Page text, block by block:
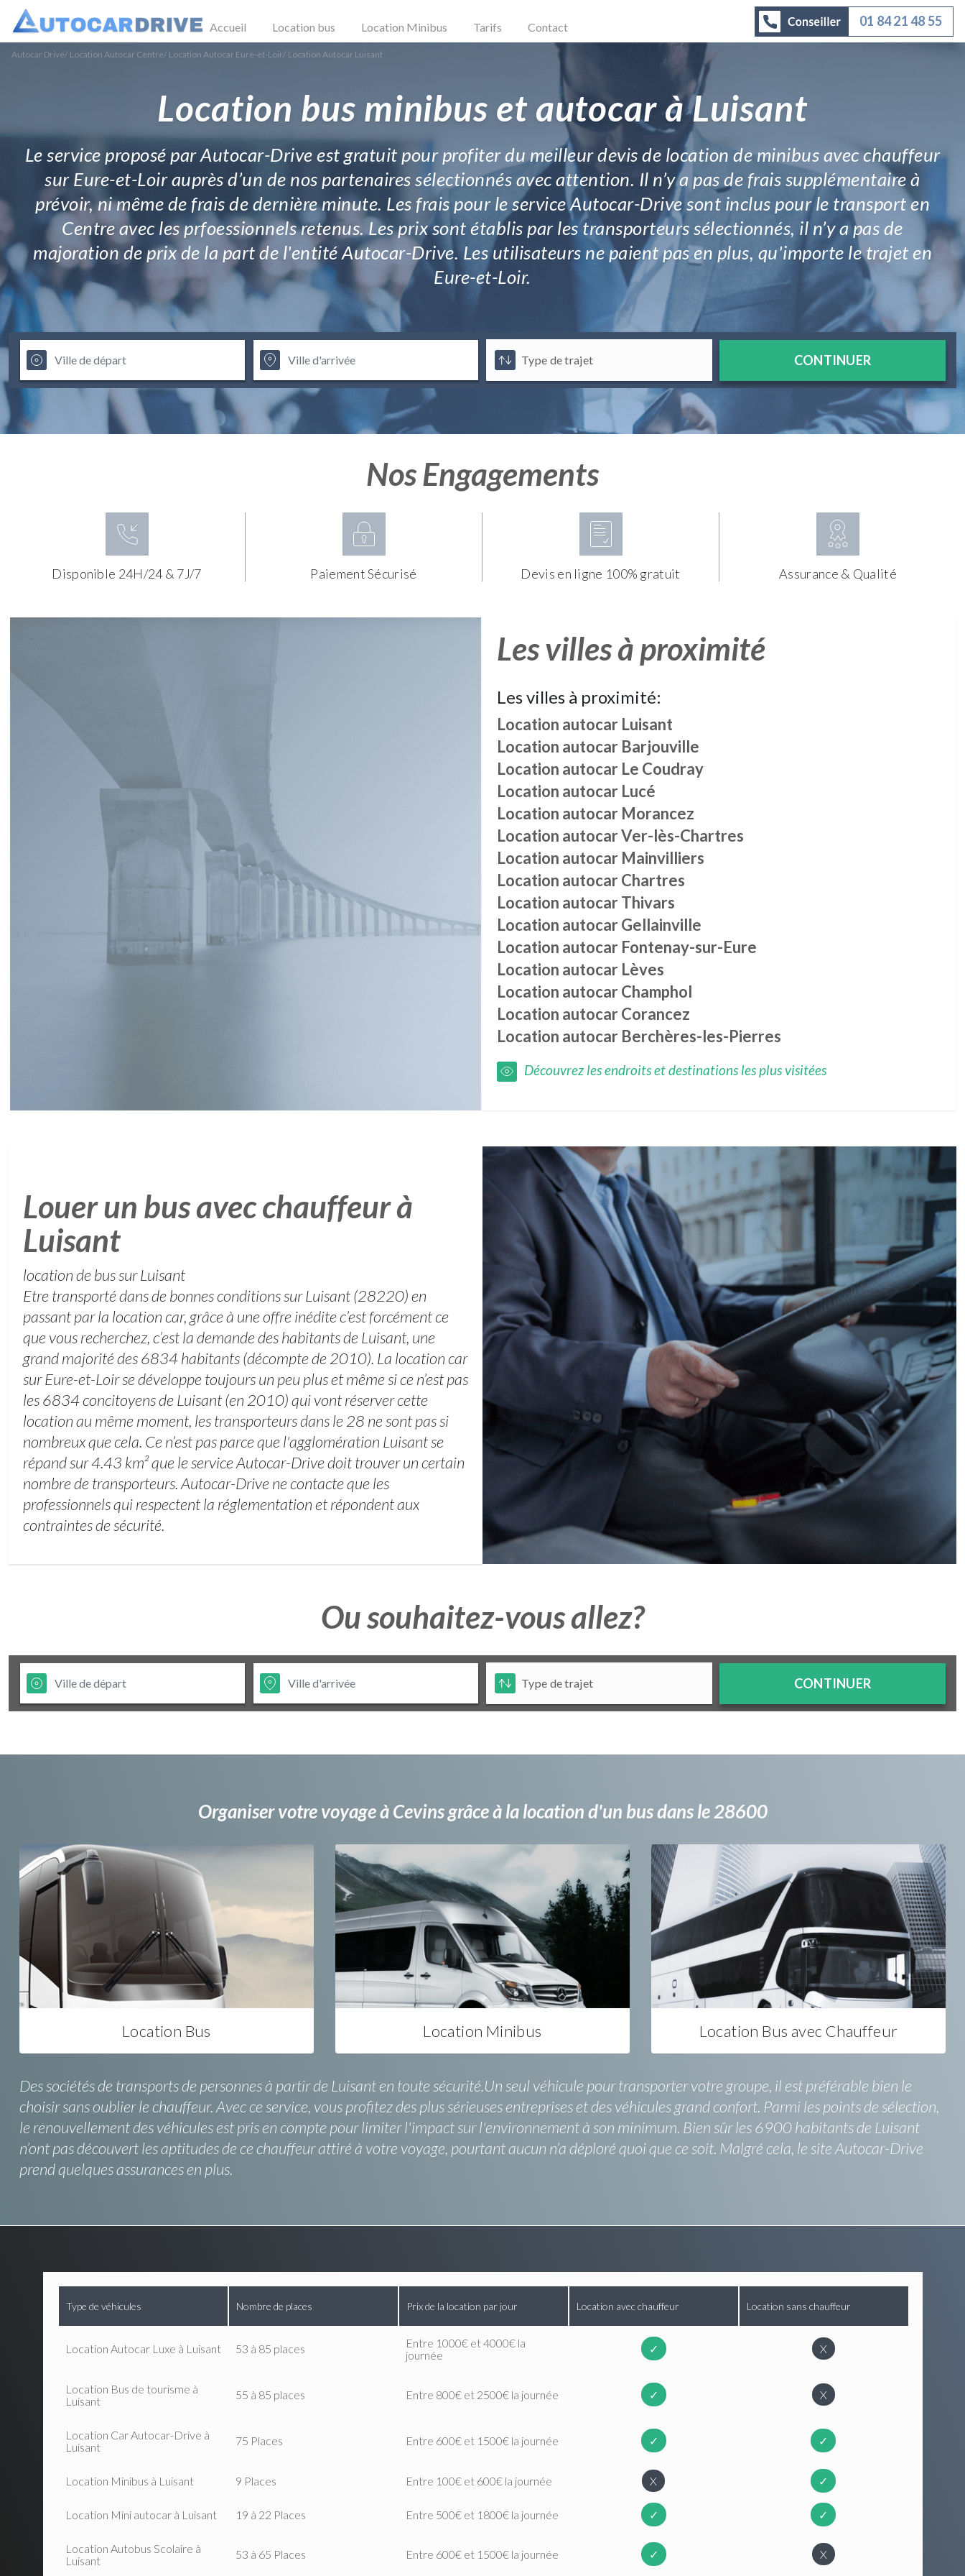
Accueil Location bus Location Minibus Tarifs Contact 01 84 21 48 55
Autocar Drive/ Location Autocar Centre/ Location Autocar Eure-et-Loir/ Location Autocar Luisant
Location bus minibus et autocar à Luisant
Le service proposé par Autocar-Drive est gratuit pour profiter du meilleur devis de location de minibus avec chauffeur
sur Eure-et-Loir auprès d’un de nos partenaires sélectionnés avec attention. Il n’y a pas de frais supplémentaire à
prévoir, ni même de frais de dernière minute. Les frais pour le service Autocar-Drive sont inclus pour le transport en
Centre avec les prfoessionnels retenus. Les prix sont établis par les transporteurs sélectionnés, il n’y a pas de
majoration de prix de la part de l'entité Autocar-Drive. Les utilisateurs ne paient pas en plus, qu'importe le trajet en
Eure-et-Loir.
CONTINUER
Nos Engagements
Disponible 24H/24 & 7J/7 Paiement Sécurisé Devis en ligne 100% gratuit Assurance & Qualité
Les villes à proximité
Les villes à proximité:
Location autocar Luisant
Location autocar Barjouville
Location autocar Le Coudray
Location autocar Lucé
Location autocar Morancez
Location autocarVer-lès-Chartres
Location autocar Mainvilliers
Location autocarChartres
Location autocarThivars
Location autocarGellainville
Location autocar Fontenay-sur-Eure
Location autocar Lèves
Location autocarChamphol
Location autocarCorancez
Location autocar Berchères-les-Pierres
Découvrez les endroits et destinations les plus visitées
Louer un bus avec chauffeur à
Luisant
location de bus sur Luisant
Etre transporté dans de bonnes conditions sur Luisant (28220) en
passant par la location car, grâce à une offre inédite c’est forcément ce
que vous recherchez, c’est la demande des habitants de Luisant, une
grand majorité des 6834 habitants (décompte de 2010). La location car
sur Eure-et-Loir se développe toujours un peu plus et même si ce n’est pas
les 6834 concitoyens de Luisant (en 2010) qui vont réserver cette
location au même moment, les transporteurs dans le 28 ne sont pas si
nombreux que cela. Ce n’est pas parce que l'agglomération Luisant se
répand sur 4.43 km² que le service Autocar-Drive doit trouver un certain
nombre de transporteurs. Autocar-Drive ne contacte que les
professionnels qui respectent la réglementation et répondent aux
contraintes de sécurité.
Ou souhaitez-vous allez?
CONTINUER
Organiser votre voyage à Cevins grâce à la location d'un bus dans le 28600
Location Bus Location Minibus Location Bus avec Chauffeur
Des sociétés de transports de personnes à partir de Luisant en toute sécurité.Un seul véhicule pour transporter votre groupe, il est préférable bien le
choisir sans oublier le chauffeur. Avec ce service, vous profitez des plus sérieuses entreprises et des véhicules grand confort. Parmi les points de sélection,
le renouvellement des véhicules est pris en compte pour limiter l'impact sur l'environnement à son minimum. Bien sûr les 6900 habitants de Luisant
n’ont pas découvert les aptitudes de ce chauffeur attiré à votre voyage, pourtant aucun n’a déploré quoi que ce soit. Malgré cela, le site Autocar-Drive
prend quelques assurances en plus.
Type de véhicules Nombre de places Prix de la location par jour Location avec chauffeur Location sans chauffeur
Location Autocar Luxe à Luisant 53 à 85 places
Entre 1000€ et 4000€ la
journée
✓ X
Location Bus de tourisme à
Luisant
55 à 85 places Entre 800€ et 2500€ la journée ✓ X
Location Car Autocar-Drive à
Luisant
75 Places Entre 600€ et 1500€ la journée ✓ ✓
Location Minibus à Luisant 9 Places Entre 100€ et 600€ la journée X ✓
Location Mini autocar à Luisant 19 à 22 Places Entre 500€ et 1800€ la journée ✓ ✓
Location Autobus Scolaire à
Luisant
53 à 65 Places Entre 600€ et 1500€ la journée ✓ X